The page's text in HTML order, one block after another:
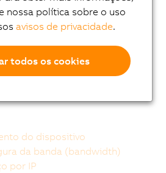
do dispositivo
da banda (bandwidth)
por IP
nossa política sobre o uso
avisos de privacidade.
todos os cookies